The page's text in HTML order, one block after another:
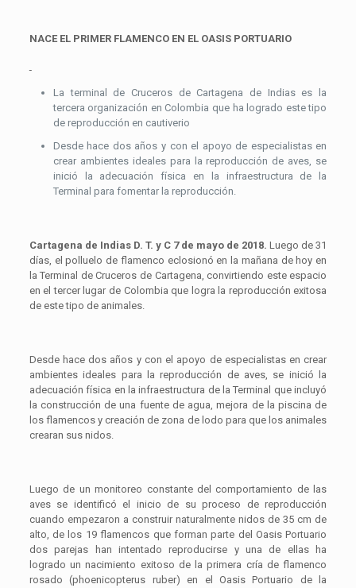
NACE EL PRIMER FLAMENCO EN EL OASIS PORTUARIO
La terminal de Cruceros de Cartagena de Indias es la
tercera organización en Colombia que ha logrado este tipo
de reproducción en cautiverio
Desde hace dos años y con el apoyo de especialistas en
crear ambientes ideales para la reproducción de aves, se
inició la adecuación física en la infraestructura de la
Terminal para fomentar la reproducción.
Cartagena de Indias D. T. y C 7 de mayo de 2018.Luego de 31
días, el polluelo de flamenco eclosionó en la mañana de hoy en
la Terminal de Cruceros de Cartagena, convirtiendo este espacio
en el tercer lugar de Colombia que logra la reproducción exitosa
de este tipo de animales.
Desde hace dos años y con el apoyo de especialistas en crear
ambientes ideales para la reproducción de aves, se inició la
adecuación física en la infraestructura de la Terminal que incluyó
la construcción de una fuente de agua, mejora de la piscina de
los flamencos y creación de zona de lodo para que los animales
crearan sus nidos.
Luego de un monitoreo constante del comportamiento de las
aves se identificó el inicio de su proceso de reproducción
cuando empezaron a construir naturalmente nidos de 35 cm de
alto, de los 19 flamencos que forman parte del Oasis Portuario
dos parejas han intentado reproducirse y una de ellas ha
logrado un nacimiento exitoso de la primera cría de flamenco
rosado (phoenicopterus ruber) en el Oasis Portuario de la